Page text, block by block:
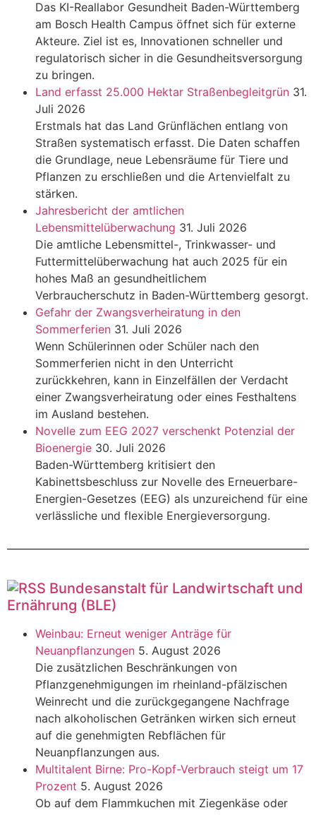
Das KI-Reallabor Gesundheit Baden-Württemberg
am Bosch Health Campus öffnet sich für externe
Akteure. Ziel ist es, Innovationen schneller und
regulatorisch sicher in die Gesundheitsversorgung
zu bringen.
Land erfasst 25.000 Hektar Straßenbegleitgrün 31.
Juli 2026
Erstmals hat das Land Grünflächen entlang von
Straßen systematisch erfasst. Die Daten schaffen
die Grundlage, neue Lebensräume für Tiere und
Pflanzen zu erschließen und die Artenvielfalt zu
stärken.
Jahresbericht der amtlichen
Lebensmittelüberwachung 31. Juli 2026
Die amtliche Lebensmittel-, Trinkwasser- und
Futtermittelüberwachung hat auch 2025 für ein
hohes Maß an gesundheitlichem
Verbraucherschutz in Baden-Württemberg gesorgt.
Gefahr der Zwangsverheiratung in den
Sommerferien 31. Juli 2026
Wenn Schülerinnen oder Schüler nach den
Sommerferien nicht in den Unterricht
zurückkehren, kann in Einzelfällen der Verdacht
einer Zwangsverheiratung oder eines Festhaltens
im Ausland bestehen.
Novelle zum EEG 2027 verschenkt Potenzial der
Bioenergie 30. Juli 2026
Baden-Württemberg kritisiert den
Kabinettsbeschluss zur Novelle des Erneuerbare-
Energien-Gesetzes (EEG) als unzureichend für eine
verlässliche und flexible Energieversorgung.
Bundesanstalt für Landwirtschaft und
Ernährung (BLE)
Weinbau: Erneut weniger Anträge für
Neuanpflanzungen 5. August 2026
Die zusätzlichen Beschränkungen von
Pflanzgenehmigungen im rheinland-pfälzischen
Weinrecht und die zurückgegangene Nachfrage
nach alkoholischen Getränken wirken sich erneut
auf die genehmigten Rebflächen für
Neuanpflanzungen aus.
Multitalent Birne: Pro-Kopf-Verbrauch steigt um 17
Prozent 5. August 2026
Ob auf dem Flammkuchen mit Ziegenkäse oder